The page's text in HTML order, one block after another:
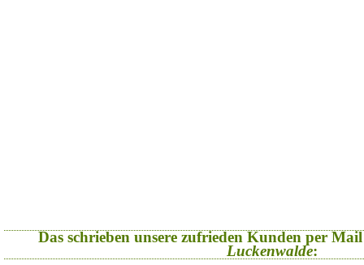
Das schrieben unsere zufrieden Kunden per
Luckenwalde: